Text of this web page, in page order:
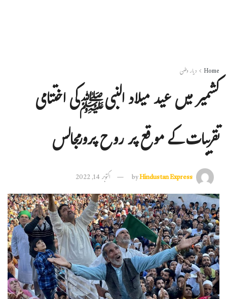
Home دیار وطن
کشمیر میں عید میلاد النبیﷺکی اختتامی
تقریبات کے موقع پر روح پرورمجالس
byHindustan Express اکتوبر 14, 2022